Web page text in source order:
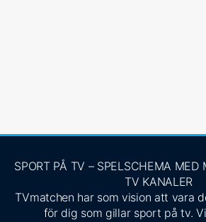
SPORT PÅ TV – SPELSCHEMA MED
TV KANALER
TVmatchen har som vision att vara
för dig som gillar sport på tv.